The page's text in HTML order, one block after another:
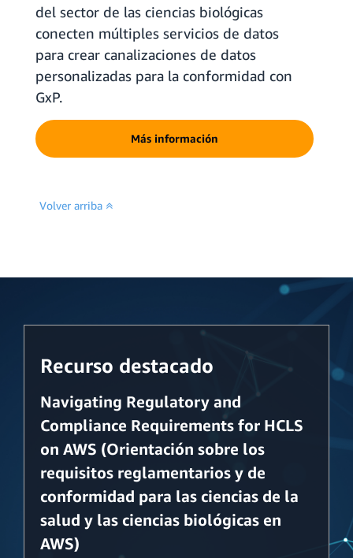
del sector de las ciencias biológicas
conecten múltiples servicios de datos
para crear canalizaciones de datos
personalizadas para la conformidad con
GxP.
Más información
Volver arriba
Recurso destacado
Navigating Regulatory and
Compliance Requirements for HCLS
on AWS (Orientación sobre los
requisitos reglamentarios y de
conformidad para las ciencias de la
salud y las ciencias biológicas en
AWS)